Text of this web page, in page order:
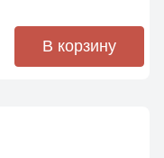
В корзину